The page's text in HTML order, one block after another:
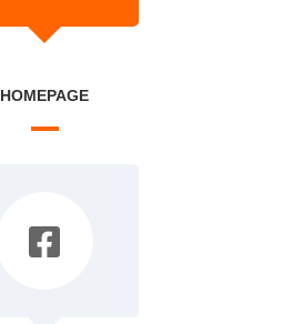
HOMEPAGE